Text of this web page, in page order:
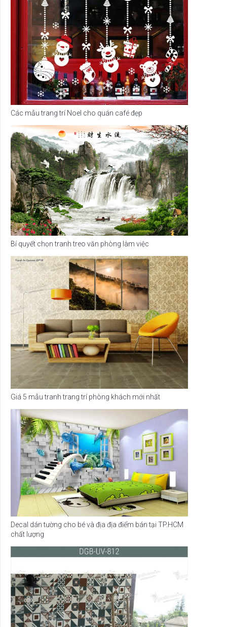
Các mẫu trang trí Noel cho quán café đẹp
Bí quyết chọn tranh treo văn phòng làm việc
Giá 5 mẫu tranh trang trí phòng khách mới nhất
Decal dán tường cho bé và địa địa điểm bán tại TP.HCM
chất lượng